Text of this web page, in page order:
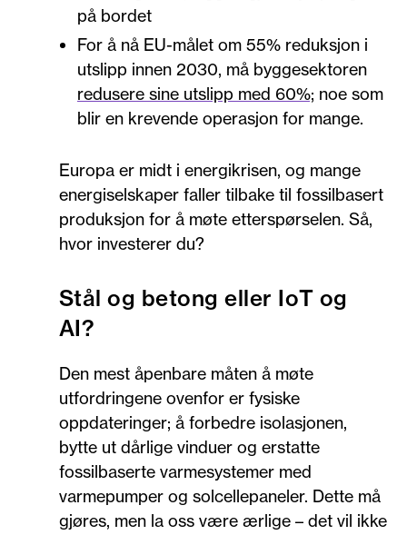
på bordet
For å nå EU-målet om 55% reduksjon i
utslipp innen 2030, må byggesektoren
redusere sine utslipp med 60%; noe som
blir en krevende operasjon for mange.
Europa er midt i energikrisen, og mange
energiselskaper faller tilbake til fossilbasert
produksjon for å møte etterspørselen. Så,
hvor investerer du?
Stål og betong eller IoT og
AI?
Den mest åpenbare måten å møte
utfordringene ovenfor er fysiske
oppdateringer; å forbedre isolasjonen,
bytte ut dårlige vinduer og erstatte
fossilbaserte varmesystemer med
varmepumper og solcellepaneler. Dette må
gjøres, men la oss være ærlige – det vil ikke